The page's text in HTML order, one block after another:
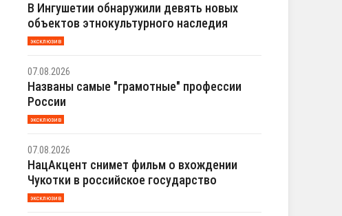
В Ингушетии обнаружили девять новых
объектов этнокультурного наследия
эксклюзив
07.08.2026
Названы самые "грамотные" профессии
России
эксклюзив
07.08.2026
НацАкцент снимет фильм о вхождении
Чукотки в российское государство
эксклюзив